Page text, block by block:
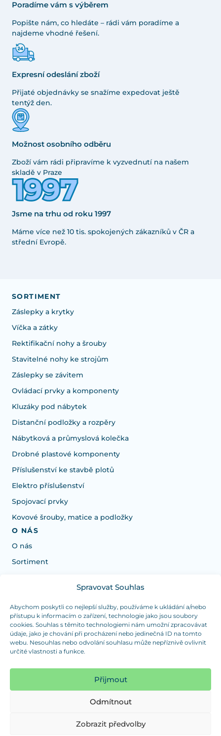
Spravovat Souhlas
Abychom poskytli co nejlepší služby, používáme k ukládání a/nebo
přístupu k informacím o zařízení, technologie jako jsou soubory
cookies. Souhlas s těmito technologiemi nám umožní zpracovávat
údaje, jako je chování při procházení nebo jedinečná ID na tomto
webu. Nesouhlas nebo odvolání souhlasu může nepříznivě ovlivnit
určité vlastnosti a funkce.
Přijmout
Odmítnout
Zobrazit předvolby
Poradíme vám s výběrem
Popište nám, co hledáte – rádi vám poradíme a
najdeme vhodné řešení.
Expresní odeslání zboží
Přijaté objednávky se snažíme expedovat ještě
tentýž den.
Možnost osobního odběru
Zboží vám rádi připravíme k vyzvednutí na našem
skladě v Praze
Jsme na trhu od roku 1997
Máme více než 10 tis. spokojených zákazníků v ČR a
střední Evropě.
SORTIMENT
Záslepky a krytky
Víčka a zátky
Rektifikační nohy a šrouby
Stavitelné nohy ke strojům
Záslepky se závitem
Ovládací prvky a komponenty
Kluzáky pod nábytek
Distanční podložky a rozpěry
Nábytková a průmyslová kolečka
Drobné plastové komponenty
Příslušenství ke stavbě plotů
Elektro příslušenství
Spojovací prvky
Kovové šrouby, matice a podložky
O NÁS
O nás
Sortiment
Potřebujete poradit s výběrem?
Jsme tu pro vás Pondělí-Čtvrtek od: 7:30 - 15:30 hodin
a Pátek od 7:30 - 14:30 hodin
info@dualpraha.cz +420 725 802 767
(platba pouze v hotovosti)
Jsme tu pro vás Pondělí-Čtvrtek od: 7:30 - 15:30 hodin
a Pátek od 7:30 - 14:30 hodin